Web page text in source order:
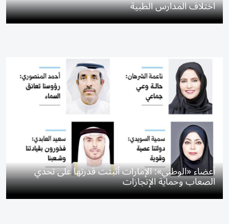
اختلاف المدارس الطبية
أعضاء «الوطني»: الإمارات أثبتت قدرتها على تحدي
الصعاب وحماية الإنجازات